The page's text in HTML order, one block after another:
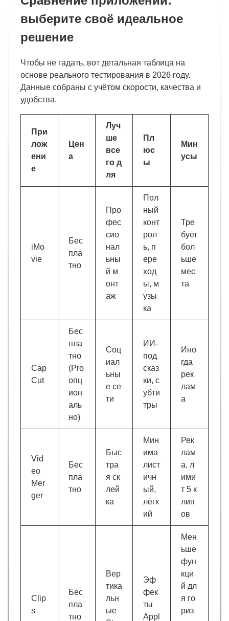
выберите своё идеальное
решение
Чтобы не гадать, вот детальная таблица на
основе реального тестирования в 2026 году.
Данные собраны с учётом скорости, качества и
удобства.
При
лож
ени
е
Цен
а
Луч
ше
все
го д
ля
Пл
юс
ы
Мин
усы
iMo
vie
Бес
пла
тно
Про
фес
сио
нал
ьны
й м
онт
аж
Пол
ный
конт
рол
ь, п
ере
ход
ы, м
узы
ка
Тре
бует
бол
ьше
мес
та
Cap
Cut
Бес
пла
тно
(Pro
опц
ион
аль
но)
Соц
иал
ьны
е се
ти
ИИ-
под
сказ
ки, с
убти
тры
Ино
гда
рек
лам
а
Vid
eo
Mer
ger
Бес
пла
тно
Быс
тра
я ск
лей
ка
Мин
има
лист
ичн
ый,
лёгк
ий
Рек
лам
а, л
ими
т 5 к
лип
ов
Clip
s
Бес
пла
тно
Вер
тика
льн
ые
Эф
фек
ты
Appl
Мен
ьше
фун
кци
й дл
я го
риз